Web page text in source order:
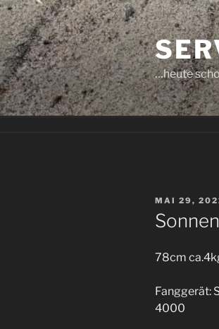
Zum
Inhalt
springen
…heute
AM
MAI 29,
78cm
Fanggerät:
4000